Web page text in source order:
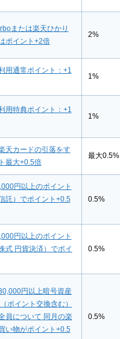
または楽天ひかり
ポイント+2倍
2%
用通常ポイント：+1
1%
用特典ポイント：+1
1%
天カードの引落をす
最大+0.5倍
最大0.5%
円以上のポイント
託）でポイント+0.5
0.5%
円以上のポイント
式 円貨決済）でポイ
0.5%
円以上暗号資産
ポイント交換含む）
員について 同月の楽
い物がポイント+0.5
0.5%